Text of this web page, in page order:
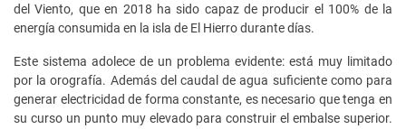
del Viento, que en 2018 ha sido capaz de producir el 100% de la
energía consumida en la isla de El Hierro durante días.
Este sistema adolece de un problema evidente: está muy limitado
por la orografía. Además del caudal de agua suficiente como para
generar electricidad de forma constante, es necesario que tenga en
su curso un punto muy elevado para construir el embalse superior.